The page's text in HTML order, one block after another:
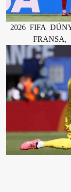
2026 FIFA
FRANSA,